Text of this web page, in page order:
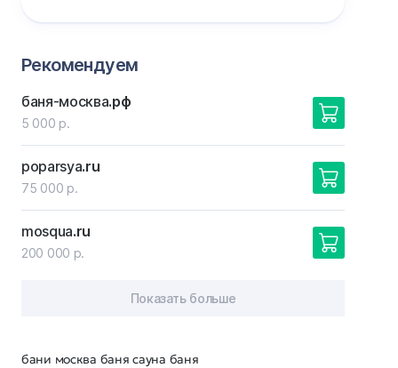
бани москва баня сауна баня
Рекомендуем
баня-москва.рф
5 000 р.
poparsya.ru
75 000 р.
mosqua.ru
200 000 р.
Показать больше